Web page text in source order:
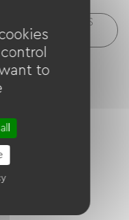
batteries, GPS
to